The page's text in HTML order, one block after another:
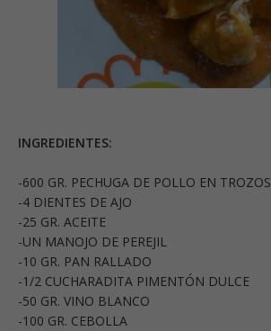
INGREDIENTES:
-600 GR. PECHUGA DE POLLO EN TROZOS
-4 DIENTES DE AJO
-25 GR. ACEITE
-UN MANOJO DE PEREJIL
-10 GR. PAN RALLADO
-1/2 CUCHARADITA PIMENTÓN DULCE
-50 GR. VINO BLANCO
-100 GR. CEBOLLA